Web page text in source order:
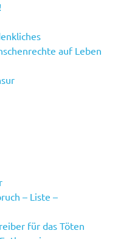
auf Leben
– Liste –
für das Töten